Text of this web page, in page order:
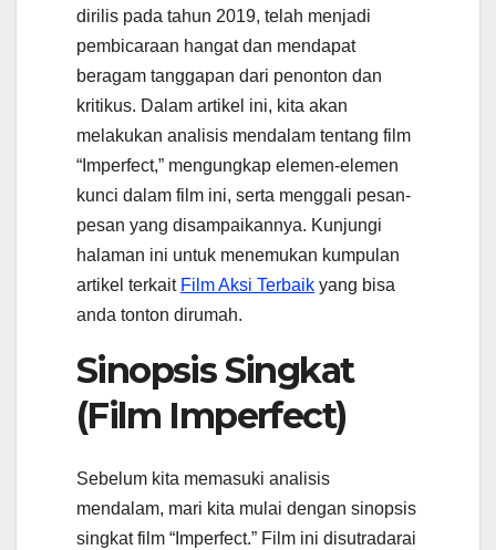
dirilis pada tahun 2019, telah menjadi
pembicaraan hangat dan mendapat
beragam tanggapan dari penonton dan
kritikus. Dalam artikel ini, kita akan
melakukan analisis mendalam tentang film
“Imperfect,” mengungkap elemen-elemen
kunci dalam film ini, serta menggali pesan-
pesan yang disampaikannya. Kunjungi
halaman ini untuk menemukan kumpulan
artikel terkait Film Aksi Terbaik yang bisa
anda tonton dirumah.
Sinopsis Singkat
(Film Imperfect)
Sebelum kita memasuki analisis
mendalam, mari kita mulai dengan sinopsis
singkat film “Imperfect.” Film ini disutradarai